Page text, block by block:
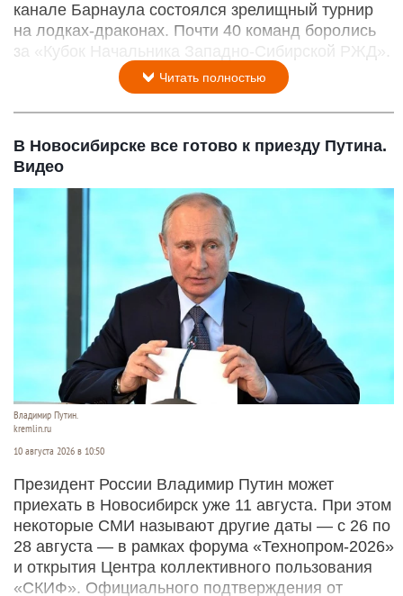
канале Барнаула состоялся зрелищный турнир
на лодках-драконах. Почти 40 команд боролись
за «Кубок Начальника Западно-Сибирской РЖД».
Читать полностью
В Новосибирске все готово к приезду Путина.
Видео
Владимир Путин.
kremlin.ru
10 августа 2026 в 10:50
Президент России Владимир Путин может
приехать в Новосибирск уже 11 августа. При этом
некоторые СМИ называют другие даты — с 26 по
28 августа — в рамках форума «Технопром-2026»
и открытия Центра коллективного пользования
«СКИФ». Официального подтверждения от